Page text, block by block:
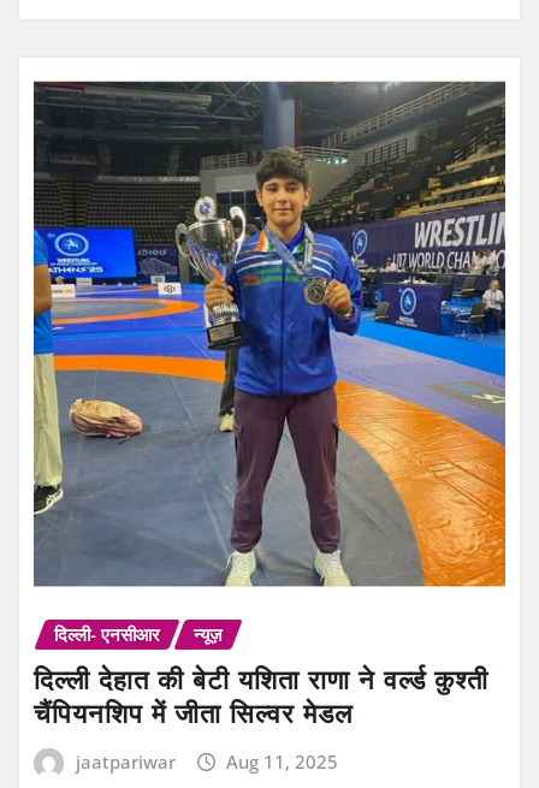
दिल्ली- एनसीआर न्यूज़
दिल्ली देहात की बेटी यशिता राणा ने वर्ल्ड कुश्ती
चैंपियनशिप में जीता सिल्वर मेडल
jaatpariwar Aug 11, 2025